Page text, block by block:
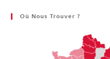
Où Nous Trouver ?